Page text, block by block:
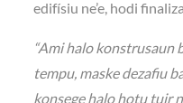
edifísiu ne’e, hodi
“Ami halo konstrusaun
tempu, maske dezafiu
konsege halo hotu tuir